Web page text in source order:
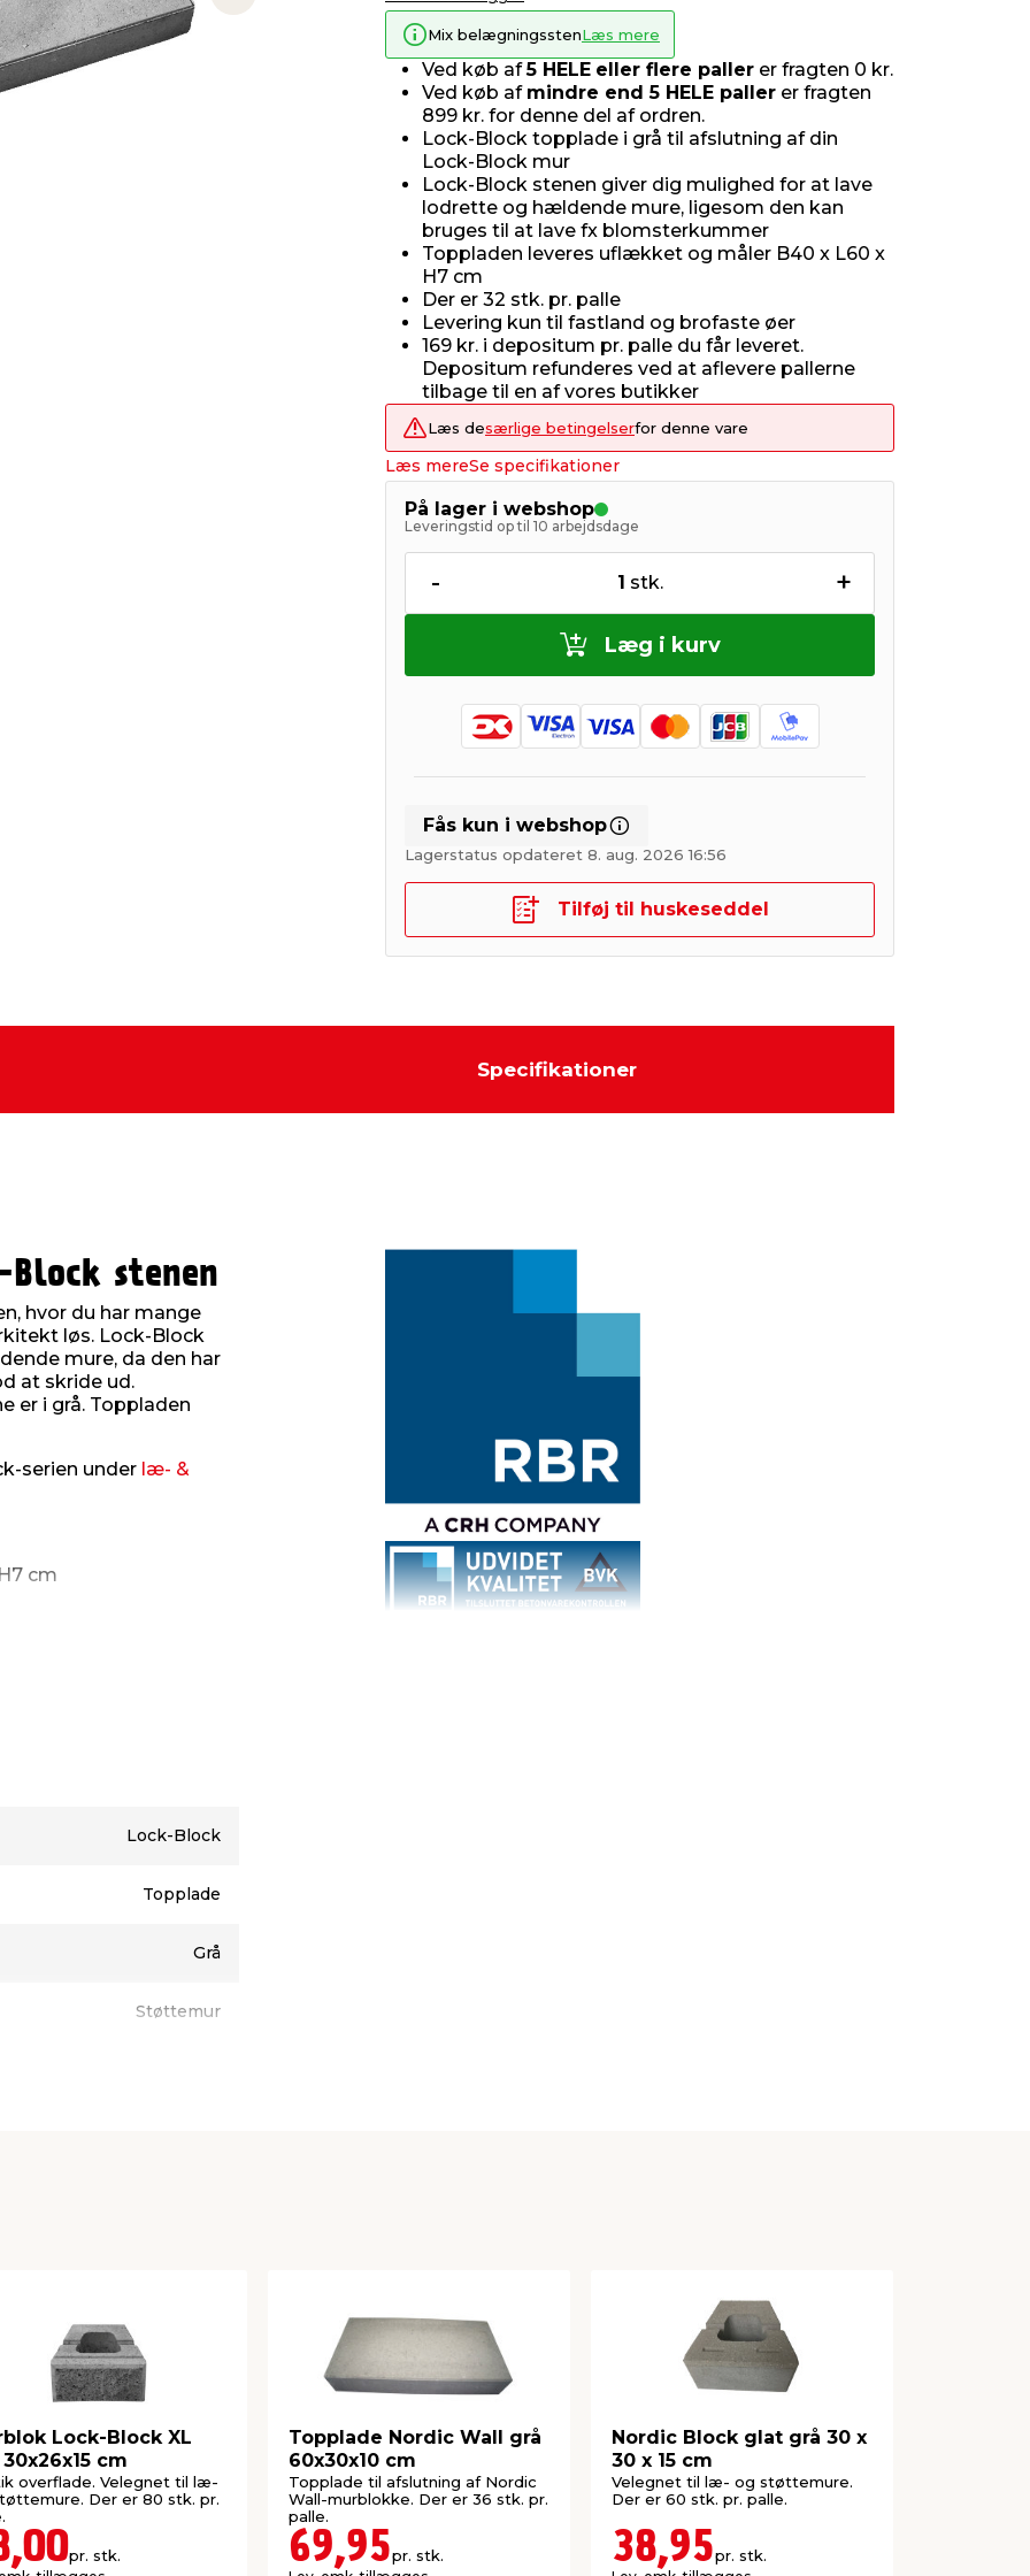
Next slide
Mix belægningsstenLæs mere
Ved køb af5 HELE eller flere paller er fragten 0 kr.
Ved køb af mindre end 5 HELE paller er fragten
899 kr. for denne del af ordren.
Lock-Block topplade i grå til afslutning af din
Lock-Block mur
Lock-Block stenen giver dig mulighed for at lave
lodrette og hældende mure, ligesom den kan
bruges til at lave fx blomsterkummer
Toppladen leveres uflækket og måler B40 x L60 x
H7 cm
Der er 32 stk. pr. palle
Levering kun til fastland og brofaste øer
169 kr. i depositum pr. palle du får leveret.
Depositum refunderes ved at aflevere pallerne
tilbage til en af vores butikker
Læs desærlige betingelserfor denne vare
Læs mereSe specifikationer
På lager i webshop
Leveringstid op til 10 arbejdsdage
- 1 stk. +
Læg i kurv
Fås kun i webshop
Lagerstatus opdateret 8. aug. 2026 16:56
Tilføj til huskeseddel
Specifikationer
stenen
hvor du har mange
løs. Lock-Block
mure, da den har
at skride ud.
er i grå. Toppladen
serien under læ- &
cm
bliver leveret på din
Lock-Block
Topplade
Grå
Støttemur
Lock-Block XL
cm
overflade. Velegnet til læ-
Der er 80 stk. pr.
pr. stk.
Topplade Nordic Wall grå
60x30x10 cm
Topplade til afslutning af Nordic
Wall-murblokke. Der er 36 stk. pr.
palle.
69,95pr. stk.
Nordic Block glat grå 30 x
30 x 15 cm
Velegnet til læ- og støttemure.
Der er 60 stk. pr. palle.
38,95pr. stk.